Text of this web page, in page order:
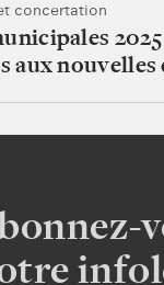
concertation
2025
aux nouvelles